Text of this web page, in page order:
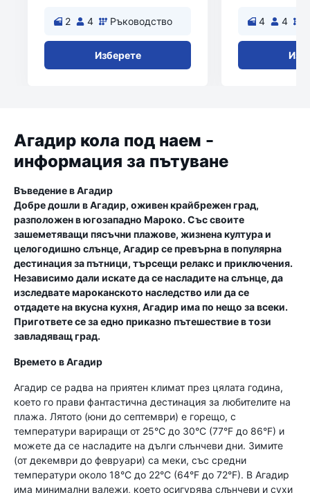
2 4 Ръководство
Изберете
4 4
Агадир кола под наем -
информация за пътуване
Въведение в Агадир
Добре дошли в Агадир, оживен крайбрежен град,
разположен в югозападно Мароко. Със своите
зашеметяващи пясъчни плажове, жизнена култура и
целогодишно слънце, Агадир се превърна в популярна
дестинация за пътници, търсещи релакс и приключения.
Независимо дали искате да се насладите на слънце, да
изследвате мароканското наследство или да се
отдадете на вкусна кухня, Агадир има по нещо за всеки.
Пригответе се за едно приказно пътешествие в този
завладяващ град.
Времето в Агадир
Агадир се радва на приятен климат през цялата година,
което го прави фантастична дестинация за любителите на
плажа. Лятото (юни до септември) е горещо, с
температури вариращи от 25°C до 30°C (77°F до 86°F) и
можете да се насладите на дълги слънчеви дни. Зимите
(от декември до февруари) са меки, със средни
температури около 18°C до 22°C (64°F до 72°F). В Агадир
има минимални валежи, което осигурява слънчеви и сухи